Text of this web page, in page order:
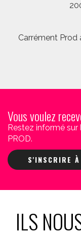
Carrément Prod
Vous voulez
Restez informé sur
PROD.
S'INSCRIRE
ILS